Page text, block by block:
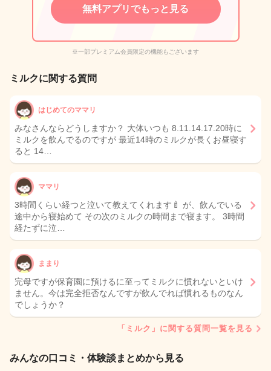
無料アプリでもっと見る
※一部プレミアム会員限定の機能もございます
ミルクに関する質問
はじめてのママリ
みなさんならどうしますか？ 大体いつも 8.11.14.17.20時に
ミルクを飲んでるのですが 最近14時のミルクが長くお昼寝す
ると 14…
ママリ
3時間くらい経つと泣いて教えてくれます🍼 が、飲んでいる
途中から寝始めて その次のミルクの時間まで寝ます。 3時間
経たずに泣…
ままり
完母ですが保育園に預けるに至ってミルクに慣れないといけ
ません。今は完全拒否なんですが飲んでれば慣れるものなん
でしょうか？
「ミルク」に関する質問一覧を見る
みんなの口コミ・体験談まとめから見る